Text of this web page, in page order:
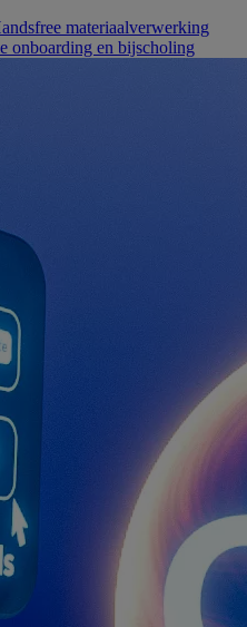
materiaalverwerking
onboarding en bijscholing